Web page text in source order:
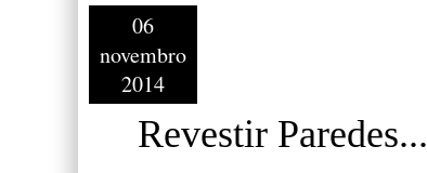
06
novembro
2014
Revestir Paredes...